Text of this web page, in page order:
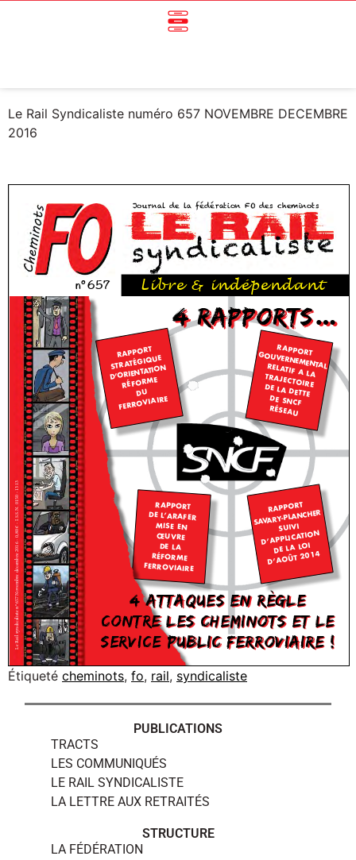
Le Rail Syndicaliste numéro 657 NOVEMBRE DECEMBRE
2016
Étiqueté cheminots, fo, rail, syndicaliste
PUBLICATIONS
TRACTS
LES COMMUNIQUÉS
LE RAIL SYNDICALISTE
LA LETTRE AUX RETRAITÉS
STRUCTURE
LA FÉDÉRATION